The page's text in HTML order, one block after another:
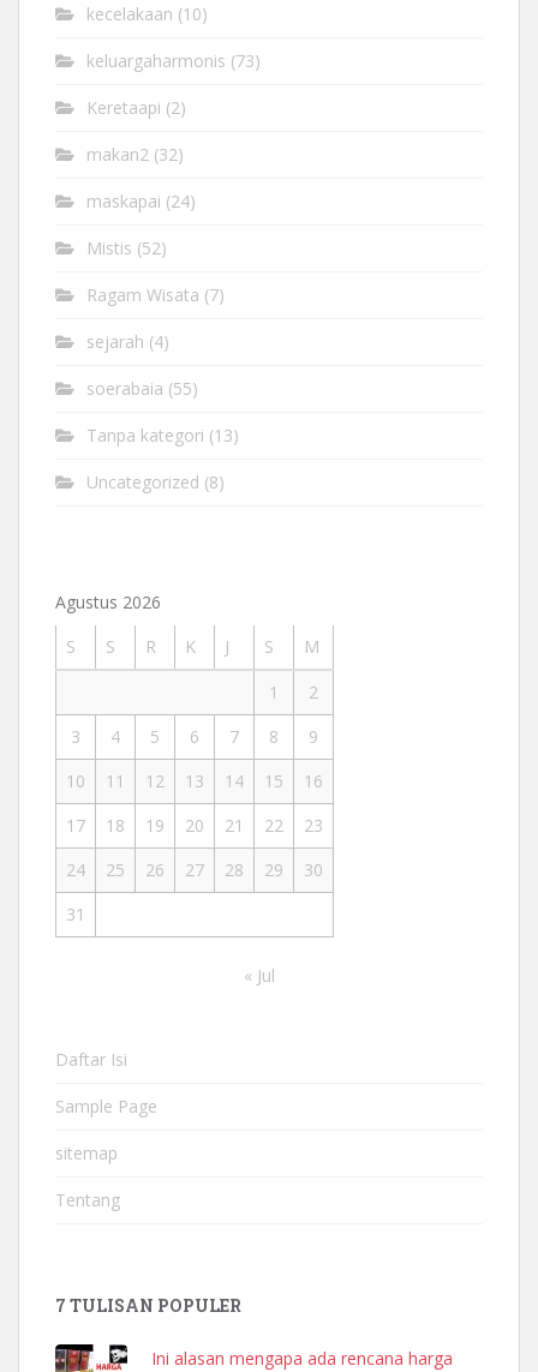
kecelakaan (10)
keluargaharmonis (73)
Keretaapi (2)
makan2 (32)
maskapai (24)
Mistis (52)
Ragam Wisata (7)
sejarah (4)
soerabaia (55)
Tanpa kategori (13)
Uncategorized (8)
Agustus 2026
S
S R K J S
M
1
2
3
4 5 6 7 8
9
10
11 12 13 14 15
16
17
18 19 20 21 22
23
24
25 26 27 28 29
30
31
« Jul
Daftar Isi
Sample Page
sitemap
Tentang
7 TULISAN POPULER
Ini alasan mengapa ada rencana harga